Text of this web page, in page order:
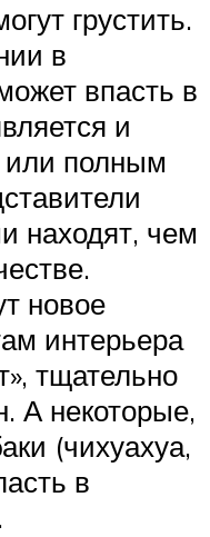
грустить.
в
впасть в
и
или полным
находят, чем
новое
интерьера
тщательно
А некоторые,
(чихуахуа,
в